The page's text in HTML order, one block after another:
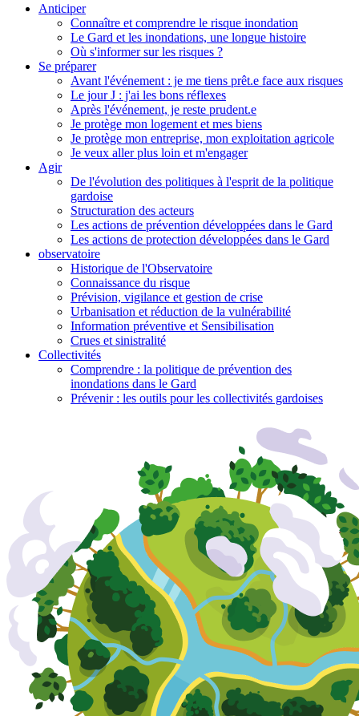
Anticiper
Connaître et comprendre le risque inondation
Le Gard et les inondations, une longue histoire
Où s'informer sur les risques ?
Se préparer
Avant l'événement : je me tiens prêt.e face aux risques
Le jour J : j'ai les bons réflexes
Après l'événement, je reste prudent.e
Je protège mon logement et mes biens
Je protège mon entreprise, mon exploitation agricole
Je veux aller plus loin et m'engager
Agir
De l'évolution des politiques à l'esprit de la politique
gardoise
Structuration des acteurs
Les actions de prévention développées dans le Gard
Les actions de protection développées dans le Gard
observatoire
Historique de l'Observatoire
Connaissance du risque
Prévision, vigilance et gestion de crise
Urbanisation et réduction de la vulnérabilité
Information préventive et Sensibilisation
Crues et sinistralité
Collectivités
Comprendre : la politique de prévention des
inondations dans le Gard
Prévenir : les outils pour les collectivités gardoises